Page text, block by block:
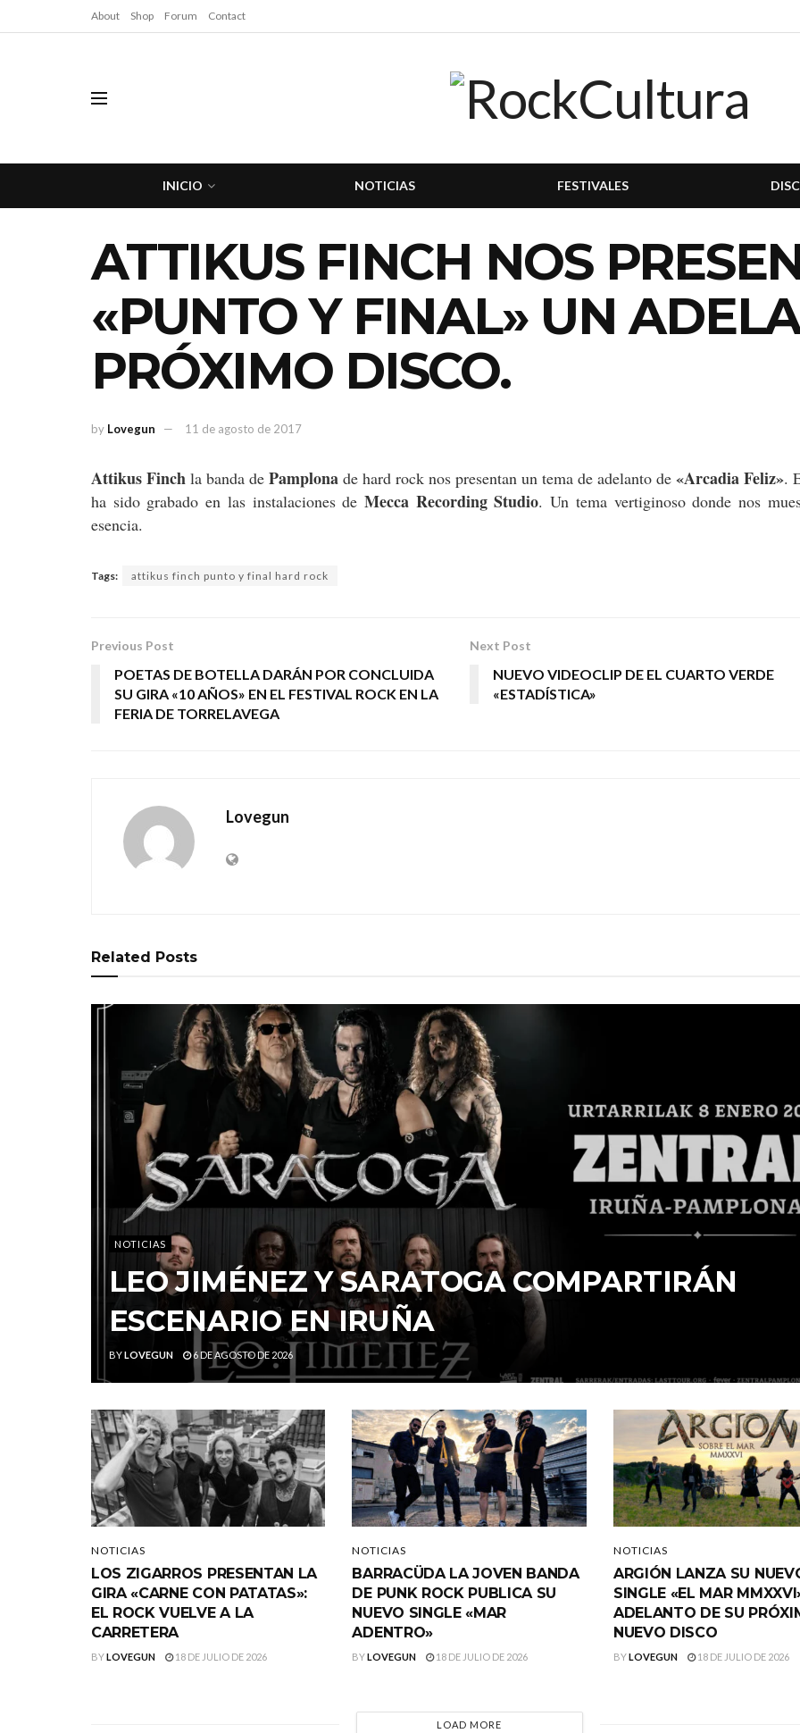
About Shop Forum Contact
INICIO NOTICIAS FESTIVALES
ATTIKUS FINCH NOS
«PUNTO Y FINAL» UN
PRÓXIMO DISCO.
by Lovegun 11 de agosto de 2017
Attikus Finch la banda dePamplona de hard rock nos presentan un tema de adelanto de«Arcadia Feliz».
ha sido grabado en las instalaciones deMecca Recording Studio. Un tema vertiginoso donde nos
esencia.
Tags: attikus finch punto y final hard rock
Previous Post
POETAS DE BOTELLA DARÁN POR CONCLUIDA
SU GIRA «10 AÑOS» EN EL FESTIVAL ROCK EN LA
FERIA DE TORRELAVEGA
Next Post
NUEVO VIDEOCLIP DE EL CUARTO VERDE
«ESTADÍSTICA»
Lovegun
Related Posts
NOTICIAS
LEO JIMÉNEZ Y SARATOGA COMPARTIRÁN
ESCENARIO EN IRUÑA
BYLOVEGUN 6 DE AGOSTO DE 2026
NOTICIAS
LOS ZIGARROS PRESENTAN LA
GIRA «CARNE CON PATATAS»:
EL ROCK VUELVE A LA
CARRETERA
BYLOVEGUN 18 DE JULIO DE 2026
NOTICIAS
BARRACÜDA LA JOVEN BANDA
DE PUNK ROCK PUBLICA SU
NUEVO SINGLE «MAR
ADENTRO»
BYLOVEGUN 18 DE JULIO DE 2026
NOTICIAS
ARGIÓN LANZA SU
SINGLE «EL MAR
ADELANTO DE SU
NUEVO DISCO
BYLOVEGUN 18 DE JULIO DE 2026
LOAD MORE